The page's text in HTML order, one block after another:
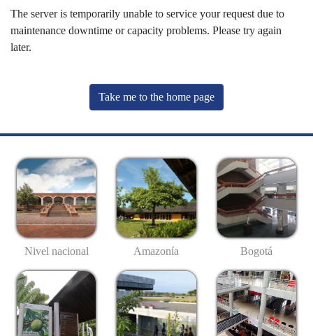
The server is temporarily unable to service your request due to
maintenance downtime or capacity problems. Please try again
later.
Take me to the home page
Nivel nacional Amazonía Bogotá